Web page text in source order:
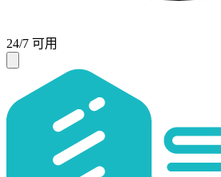
24/7 可用